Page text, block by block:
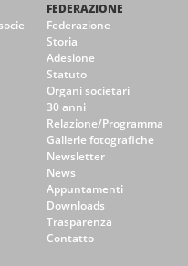
FEDERAZIONE
Federazione
Storia
Adesione
Statuto
Organi societari
30 anni
Relazione/Programma
Gallerie fotografiche
Newsletter
News
Appuntamenti
Downloads
Trasparenza
Contatto